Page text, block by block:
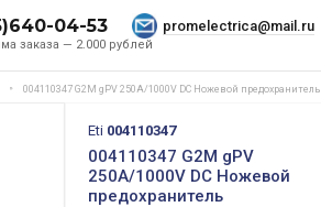
заказа — 2.000 рублей
04-53 promelectrica@mail.ru
004110347 G2M gPV 250A/1000V DC Ножевой предохранитель
Eti 004110347
004110347 G2M gPV
250A/1000V DC Ножевой
предохранитель